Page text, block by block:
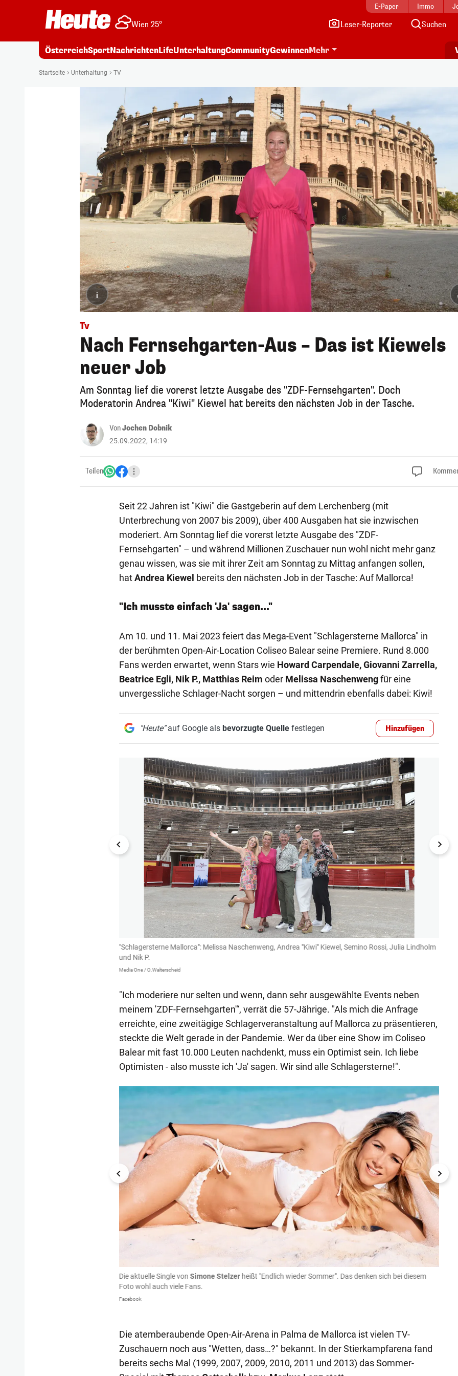
E-Paper Immo
Wien 25° Leser-Reporter Suchen
ÖsterreichSportNachrichtenLifeUnterhaltungCommunityGewinnenMehr
Startseite Unterhaltung TV
i
Tv
Nach Fernsehgarten-Aus – Das ist Kiewels
neuer Job
Am Sonntag lief die vorerst letzte Ausgabe des "ZDF-Fernsehgarten". Doch
Moderatorin Andrea "Kiwi" Kiewel hat bereits den nächsten Job in der Tasche.
VonJochen Dobnik
25.09.2022, 14:19
Teilen
Seit 22 Jahren ist "Kiwi" die Gastgeberin auf dem Lerchenberg (mit
Unterbrechung von 2007 bis 2009), über 400 Ausgaben hat sie inzwischen
moderiert. Am Sonntag lief die vorerst letzte Ausgabe des "ZDF-
Fernsehgarten" – und während Millionen Zuschauer nun wohl nicht mehr ganz
genau wissen, was sie mit ihrer Zeit am Sonntag zu Mittag anfangen sollen,
hatAndrea Kiewel bereits den nächsten Job in der Tasche: Auf Mallorca!
"Ich musste einfach 'Ja' sagen..."
Am 10. und 11. Mai 2023 feiert das Mega-Event "Schlagersterne Mallorca" in
der berühmten Open-Air-Location Coliseo Balear seine Premiere. Rund 8.000
Fans werden erwartet, wenn Stars wie Howard Carpendale, Giovanni Zarrella,
Beatrice Egli, Nik P., Matthias Reim oder Melissa Naschenwengfür eine
unvergessliche Schlager-Nacht sorgen – und mittendrin ebenfalls dabei: Kiwi!
"Heute"auf Google als bevorzugte Quellefestlegen Hinzufügen
1/7
"Schlagersterne Mallorca": Melissa Naschenweng, Andrea "Kiwi" Kiewel, Semino Rossi, Julia Lindholm
und Nik P.
Media One / O.Walterscheid
"Ich moderiere nur selten und wenn, dann sehr ausgewählte Events neben
meinem 'ZDF-Fernsehgarten'“, verrät die 57-Jährige. "Als mich die Anfrage
erreichte, eine zweitägige Schlagerveranstaltung auf Mallorca zu präsentieren,
steckte die Welt gerade in der Pandemie. Wer da über eine Show im Coliseo
Balear mit fast 10.000 Leuten nachdenkt, muss ein Optimist sein. Ich liebe
Optimisten - also musste ich 'Ja' sagen. Wir sind alle Schlagersterne!".
1/83
Die aktuelle Single von Simone Stelzerheißt "Endlich wieder Sommer". Das denken sich bei diesem
Foto wohl auch viele Fans.
Facebook
Die atemberaubende Open-Air-Arena in Palma de Mallorca ist vielen TV-
Zuschauern noch aus "Wetten, dass…?" bekannt. In der Stierkampfarena fand
bereits sechs Mal (1999, 2007, 2009, 2010, 2011 und 2013) das Sommer-